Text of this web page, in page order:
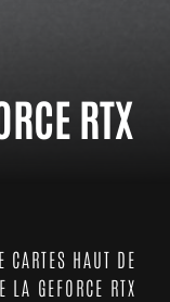
RTX
CARTES HAUT DE
LA GEFORCE RTX